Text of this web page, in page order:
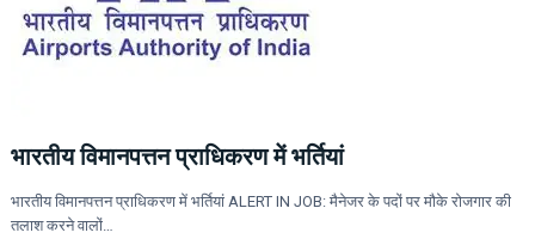
भारतीय विमानपत्तन प्राधिकरण में भर्तियां
भारतीय विमानपत्तन प्राधिकरण में भर्तियां ALERT IN JOB: मैनेजर के पदों पर मौके रोजगार की
तलाश करने वालों…